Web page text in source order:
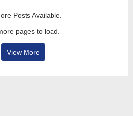
Posts Available.
pages to load.
View More